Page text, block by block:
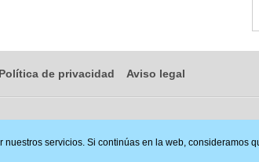
Política de privacidad Aviso legal
servicios. Si continúas en la web, consideramos